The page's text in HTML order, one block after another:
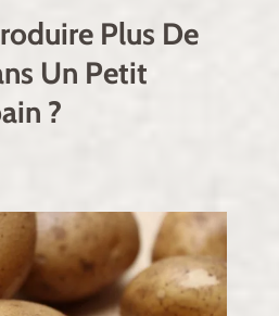
Plus De
Un Petit
?